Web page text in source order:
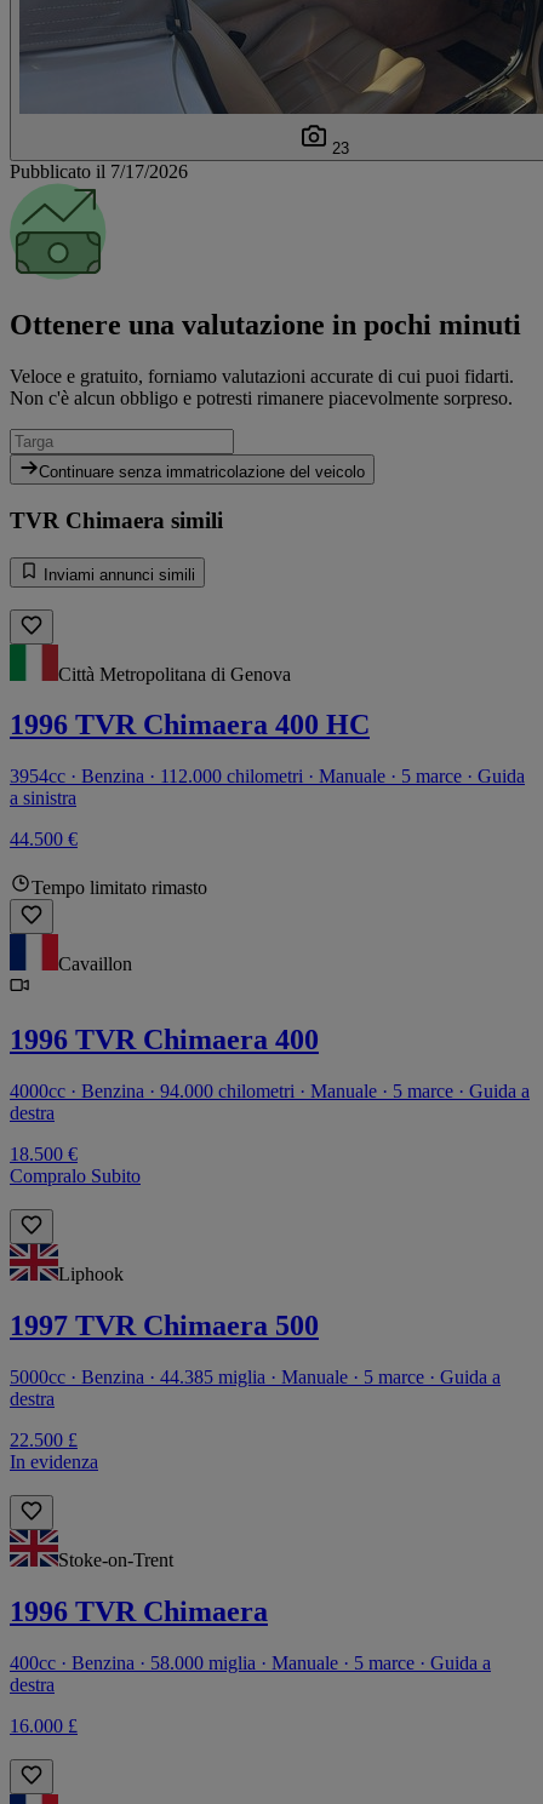
23
Pubblicato il 7/17/2026
Ottenere una valutazione in pochi minuti
Veloce e gratuito, forniamo valutazioni accurate di cui puoi fidarti.
Non c'è alcun obbligo e potresti rimanere piacevolmente sorpreso.
Continuare senza immatricolazione del veicolo
TVR Chimaera simili
Inviami annunci simili
Città Metropolitana di Genova
1996 TVR Chimaera 400 HC
3954cc · Benzina · 112.000 chilometri · Manuale · 5 marce · Guida
a sinistra
44.500 €
Tempo limitato rimasto
Cavaillon
1996 TVR Chimaera 400
4000cc · Benzina · 94.000 chilometri · Manuale · 5 marce · Guida a
destra
18.500 €
Compralo Subito
Liphook
1997 TVR Chimaera 500
5000cc · Benzina · 44.385 miglia · Manuale · 5 marce · Guida a
destra
22.500 £
In evidenza
Stoke-on-Trent
1996 TVR Chimaera
400cc · Benzina · 58.000 miglia · Manuale · 5 marce · Guida a
destra
16.000 £